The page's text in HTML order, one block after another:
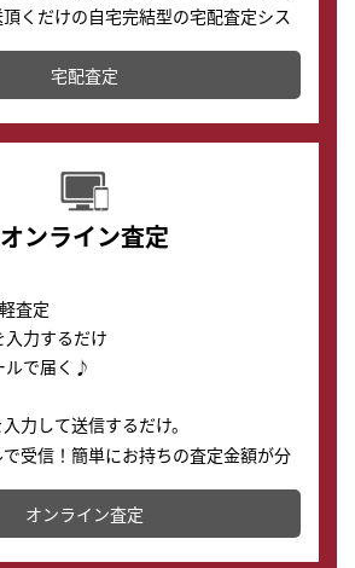
くだけの自宅完結型の宅配査定シス
に査定・買取に出すことが可能で
宅配査定
オンライン査定
査定
力するだけ
ルで届く♪
力して送信するだけ。
受信！簡単にお持ちの査定金額が分
オンライン査定